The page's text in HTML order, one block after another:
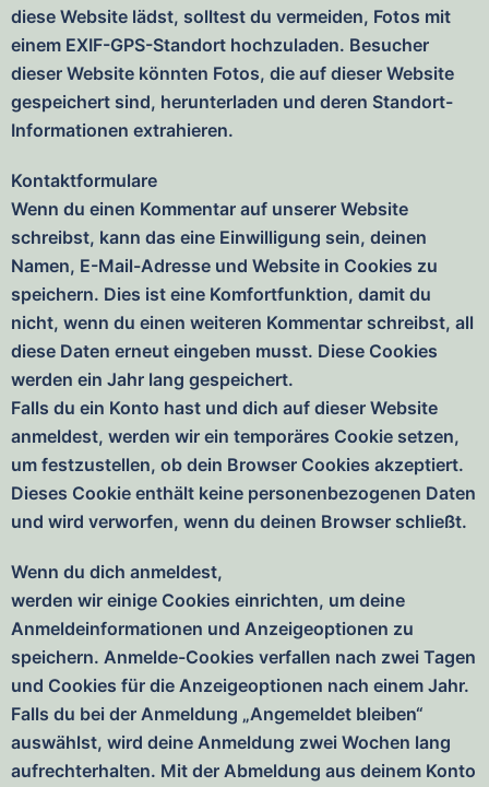
diese Website lädst, solltest du vermeiden, Fotos mit
einem EXIF-GPS-Standort hochzuladen. Besucher
dieser Website könnten Fotos, die auf dieser Website
gespeichert sind, herunterladen und deren Standort-
Informationen extrahieren.
Kontaktformulare
Wenn du einen Kommentar auf unserer Website
schreibst, kann das eine Einwilligung sein, deinen
Namen, E-Mail-Adresse und Website in Cookies zu
speichern. Dies ist eine Komfortfunktion, damit du
nicht, wenn du einen weiteren Kommentar schreibst, all
diese Daten erneut eingeben musst. Diese Cookies
werden ein Jahr lang gespeichert.
Falls du ein Konto hast und dich auf dieser Website
anmeldest, werden wir ein temporäres Cookie setzen,
um festzustellen, ob dein Browser Cookies akzeptiert.
Dieses Cookie enthält keine personenbezogenen Daten
und wird verworfen, wenn du deinen Browser schließt.
Wenn du dich anmeldest,
werden wir einige Cookies einrichten, um deine
Anmeldeinformationen und Anzeigeoptionen zu
speichern. Anmelde-Cookies verfallen nach zwei Tagen
und Cookies für die Anzeigeoptionen nach einem Jahr.
Falls du bei der Anmeldung „Angemeldet bleiben“
auswählst, wird deine Anmeldung zwei Wochen lang
aufrechterhalten. Mit der Abmeldung aus deinem Konto